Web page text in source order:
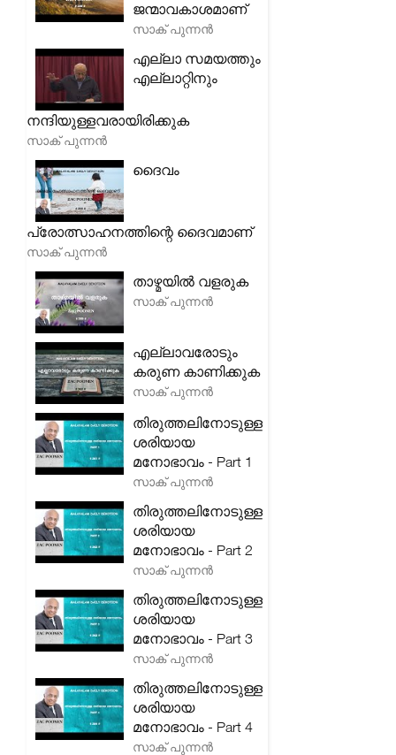
ജന്മാവകാശമാണ്
സാക് പുന്നൻ
എല്ലാ സമയത്തും
എല്ലാറ്റിനും
നന്ദിയുള്ളവരായിരിക്കുക
സാക് പുന്നൻ
ദൈവം
പ്രോത്സാഹനത്തിന്റെ ദൈവമാണ്
സാക് പുന്നൻ
താഴ്മയിൽ വളരുക
സാക് പുന്നൻ
എല്ലാവരോടും
കരുണ കാണിക്കുക
സാക് പുന്നൻ
തിരുത്തലിനോടുള്ള
ശരിയായ
മനോഭാവം - Part 1
സാക് പുന്നൻ
തിരുത്തലിനോടുള്ള
ശരിയായ
മനോഭാവം - Part 2
സാക് പുന്നൻ
തിരുത്തലിനോടുള്ള
ശരിയായ
മനോഭാവം - Part 3
സാക് പുന്നൻ
തിരുത്തലിനോടുള്ള
ശരിയായ
മനോഭാവം - Part 4
സാക് പുന്നൻ